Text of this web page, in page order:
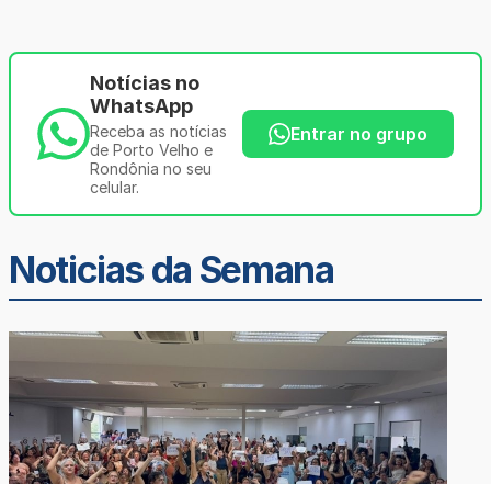
Notícias no
WhatsApp
Receba as notícias
de Porto Velho e
Rondônia no seu
celular.
Entrar no grupo
Noticias da Semana